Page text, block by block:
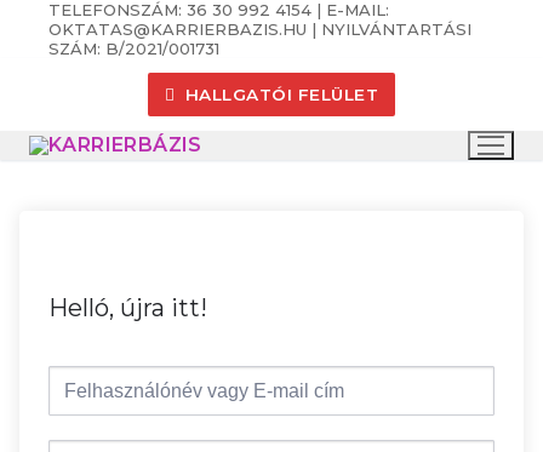
UgrásTELEFONSZÁM: 36 30 992 4154 | E-MAIL:
OKTATAS@KARRIERBAZIS.HU | NYILVÁNTARTÁSI
SZÁM: B/2021/001731
HALLGATÓI FELÜLET
Helló, újra itt!